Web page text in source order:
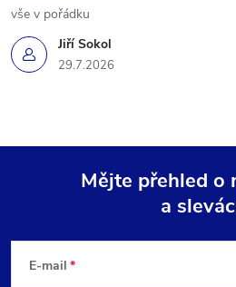
Jiří Sokol
29.7.2026
vše v pořádku
Mějte přehled o
a
E-mail